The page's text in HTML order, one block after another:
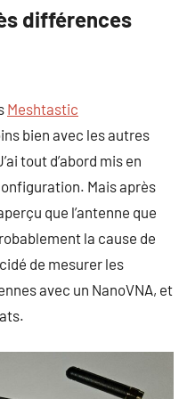
différences
Meshtastic
bien avec les autres
tout d’abord mis en
Mais après
que l’antenne que
la cause de
de mesurer les
avec un NanoVNA, et